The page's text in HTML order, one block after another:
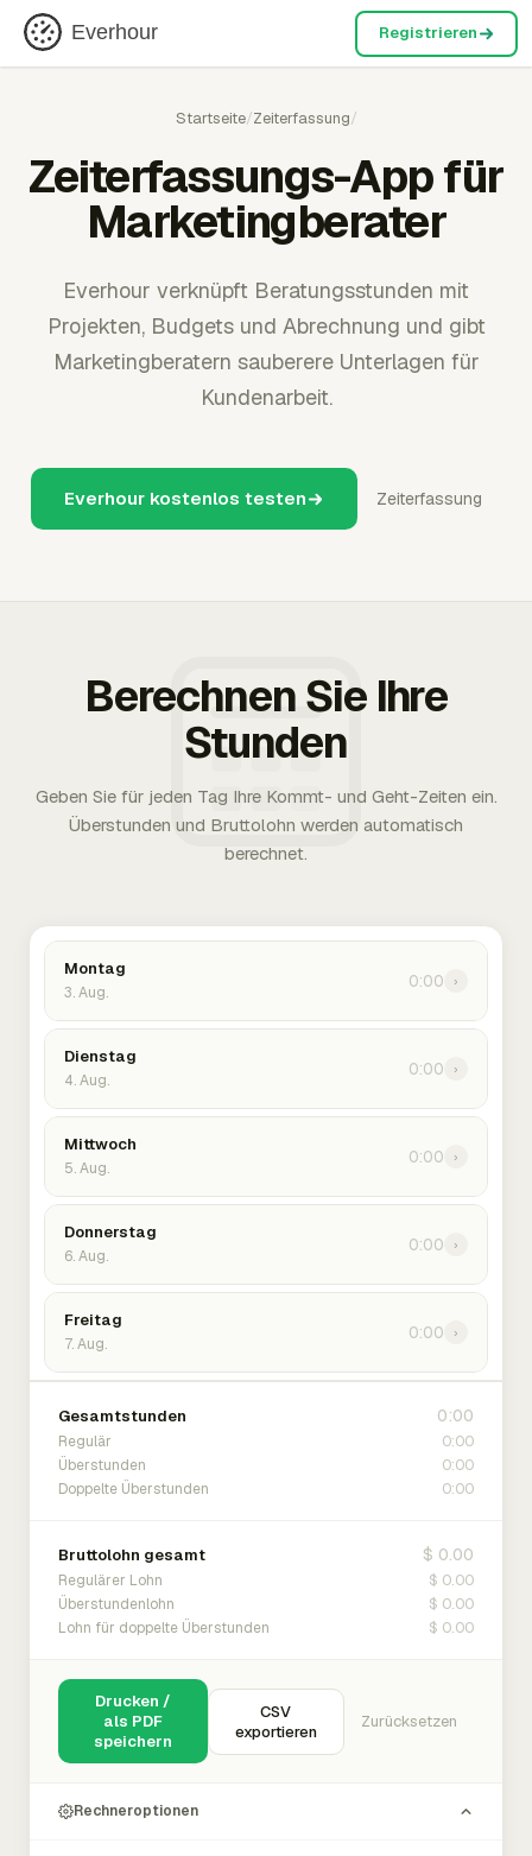
Everhour Registrieren
Startseite/Zeiterfassung/
Zeiterfassungs-App für
Marketingberater
Everhour verknüpft Beratungsstunden mit
Projekten, Budgets und Abrechnung und gibt
Marketingberatern sauberere Unterlagen für
Kundenarbeit.
Everhour kostenlos testen Zeiterfassung
Berechnen Sie Ihre
Stunden
Geben Sie für jeden Tag Ihre Kommt- und Geht-Zeiten ein.
Überstunden und Bruttolohn werden automatisch
berechnet.
Montag
3. Aug.
0:00 ›
Dienstag
4. Aug.
0:00 ›
Mittwoch
5. Aug.
0:00 ›
Donnerstag
6. Aug.
0:00 ›
Freitag
7. Aug.
0:00 ›
Gesamtstunden 0:00
Regulär 0:00
Überstunden 0:00
Doppelte Überstunden 0:00
Bruttolohn gesamt $ 0.00
Regulärer Lohn $ 0.00
Überstundenlohn $ 0.00
Lohn für doppelte Überstunden $ 0.00
Drucken /
als PDF
speichern
CSV
exportieren
Zurücksetzen
Rechneroptionen